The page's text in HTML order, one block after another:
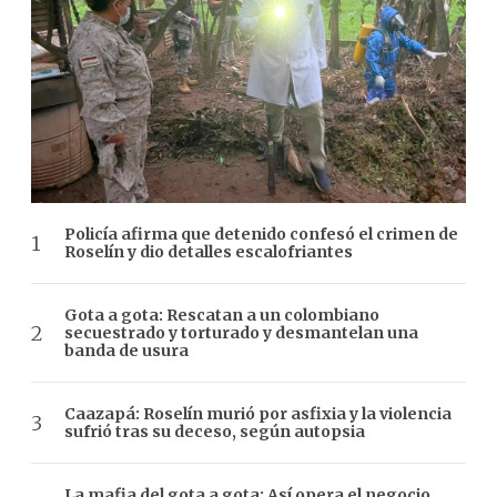
Policía afirma que detenido confesó el crimen de
Roselín y dio detalles escalofriantes
Gota a gota: Rescatan a un colombiano
secuestrado y torturado y desmantelan una
banda de usura
Caazapá: Roselín murió por asfixia y la violencia
sufrió tras su deceso, según autopsia